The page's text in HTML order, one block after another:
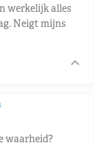
werkelijk alles
Neigt mijns
waarheid?